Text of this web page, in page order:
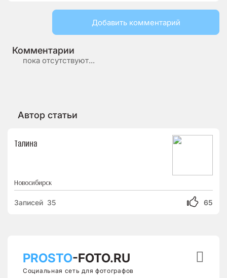
Добавить комментарий
Комментарии
пока отсутствуют...
Автор статьи
Талина
Новосибирск
65
Записей 35
PROSTO-FOTO.RU
Социальная сеть для фотографов
